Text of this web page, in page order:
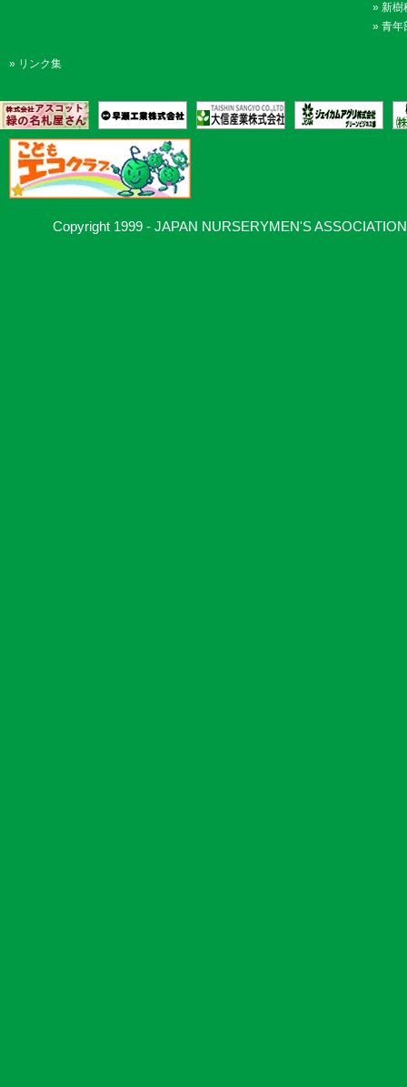
» 新樹
» 青年
» リンク集
Copyright 1999 - JAPAN NURSERYMEN'S